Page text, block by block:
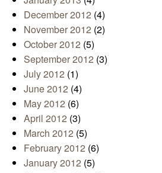
December 2012 (4)
November 2012 (2)
October 2012 (5)
September 2012 (3)
July 2012 (1)
June 2012 (4)
May 2012 (6)
April 2012 (3)
March 2012 (5)
February 2012 (6)
January 2012 (5)